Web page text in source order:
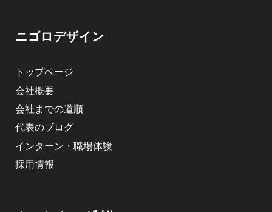
ニゴロデザイン
トップページ
会社概要
会社までの道順
代表のブログ
インターン・職場体験
採用情報